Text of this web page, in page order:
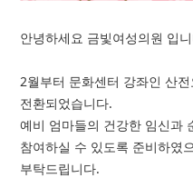
안녕하세요 금빛여성의원 입
2월부터 문화센터 강좌인 산
전환되었습니다.
예비 엄마들의 건강한 임신과
참여하실 수 있도록 준비하였
부탁드립니다.